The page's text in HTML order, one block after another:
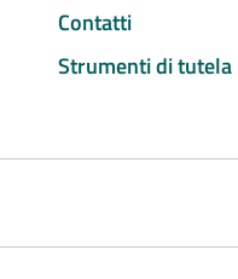
Contatti
Strumenti di tutela